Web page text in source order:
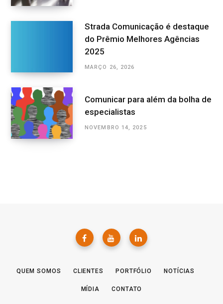
Strada Comunicação é destaque
do Prêmio Melhores Agências
2025
MARÇO 26, 2026
Comunicar para além da bolha de
especialistas
NOVEMBRO 14, 2025
QUEM SOMOS CLIENTES PORTFÓLIO NOTÍCIAS
MÍDIA CONTATO